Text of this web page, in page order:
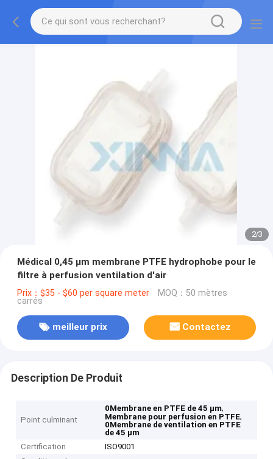
2/3
Médical 0,45 μm membrane PTFE hydrophobe pour le
filtre à perfusion ventilation d'air
Prix：$35 - $60 per square meter MOQ：50 mètres
carrés
meilleur prix Contactez
Description De Produit
Point culminant
0Membrane en PTFE de 45 μm,
Membrane pour perfusion en PTFE,
0Membrane de ventilation en PTFE
de 45 μm
Certification
ISO9001